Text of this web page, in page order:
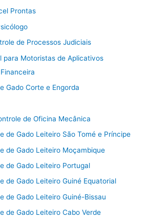
Prontas
de Processos Judiciais
para Motoristas de Aplicativos
Gado Corte e Engorda
de Oficina Mecânica
de Gado Leiteiro São Tomé e Príncipe
de Gado Leiteiro Moçambique
de Gado Leiteiro Portugal
de Gado Leiteiro Guiné Equatorial
de Gado Leiteiro Guiné-Bissau
de Gado Leiteiro Cabo Verde